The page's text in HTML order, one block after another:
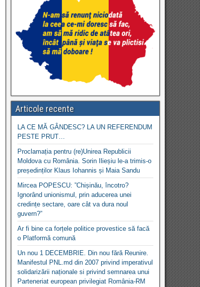
Articole recente
LA CE MĂ GÂNDESC? LA UN REFERENDUM
PESTE PRUT…
Proclamația pentru (re)Unirea Republicii
Moldova cu România. Sorin Ilieșiu le-a trimis-o
președinților Klaus Iohannis și Maia Sandu
Mircea POPESCU: ”Chișinău, încotro?
Ignorând unionismul, prin aducerea unei
credințe sectare, oare cât va dura noul
guvern?”
Ar fi bine ca forțele politice provestice să facă
o Platformă comună
Un nou 1 DECEMBRIE. Din nou fără Reunire.
Manifestul PNL.md din 2007 privind imperativul
solidarizării naționale si privind semnarea unui
Parteneriat european privilegiat România-RM